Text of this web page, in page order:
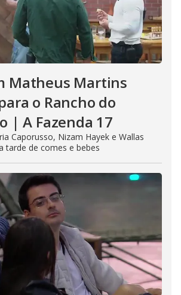
Matheus Martins
o Rancho do
| A Fazenda 17
Caporusso, Nizam Hayek e Wallas
tarde de comes e bebes